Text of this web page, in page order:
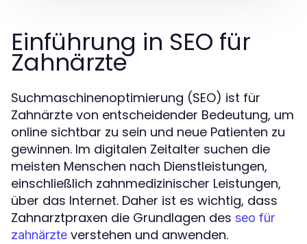
Einführung in SEO für
Zahnärzte
Suchmaschinenoptimierung (SEO) ist für
Zahnärzte von entscheidender Bedeutung, um
online sichtbar zu sein und neue Patienten zu
gewinnen. Im digitalen Zeitalter suchen die
meisten Menschen nach Dienstleistungen,
einschließlich zahnmedizinischer Leistungen,
über das Internet. Daher ist es wichtig, dass
Zahnarztpraxen die Grundlagen des seo für
zahnärzte verstehen und anwenden.